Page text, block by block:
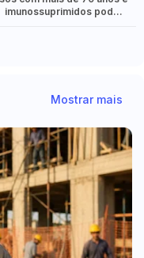
imunossuprimidos podem
Mostrar mais